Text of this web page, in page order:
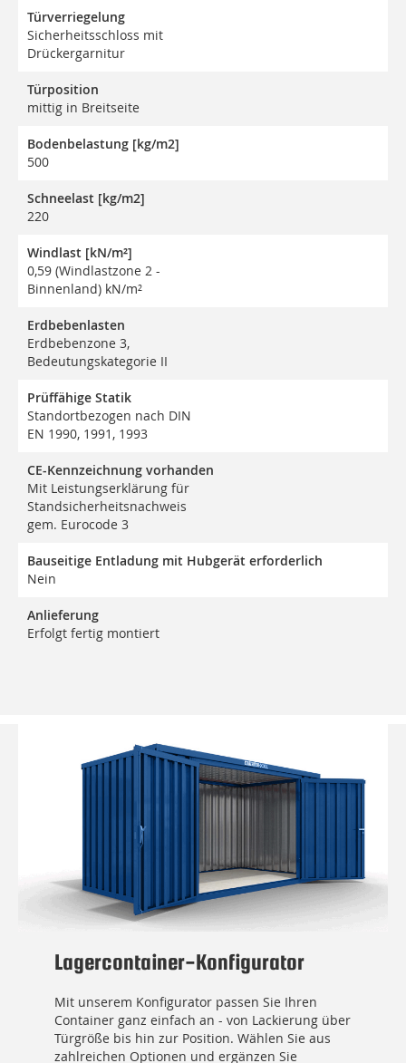
Türverriegelung
Sicherheitsschloss mit
Drückergarnitur
Türposition
mittig in Breitseite
Bodenbelastung [kg/m2]
500
Schneelast [kg/m2]
220
Windlast [kN/m²]
0,59 (Windlastzone 2 -
Binnenland) kN/m²
Erdbebenlasten
Erdbebenzone 3,
Bedeutungskategorie II
Prüffähige Statik
Standortbezogen nach DIN
EN 1990, 1991, 1993
CE-Kennzeichnung vorhanden
Mit Leistungserklärung für
Standsicherheitsnachweis
gem. Eurocode 3
Bauseitige Entladung mit Hubgerät erforderlich
Nein
Anlieferung
Erfolgt fertig montiert
Lagercontainer-Konfigurator
Mit unserem Konfigurator passen Sie Ihren
Container ganz einfach an - von Lackierung über
Türgröße bis hin zur Position. Wählen Sie aus
zahlreichen Optionen und ergänzen Sie